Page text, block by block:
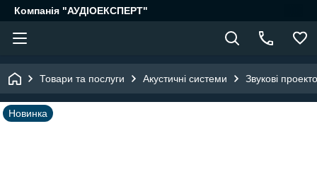
Компанія "АУДІОЕКСПЕРТ"
Товари та послуги Акустичні системи Звукові
Новинка